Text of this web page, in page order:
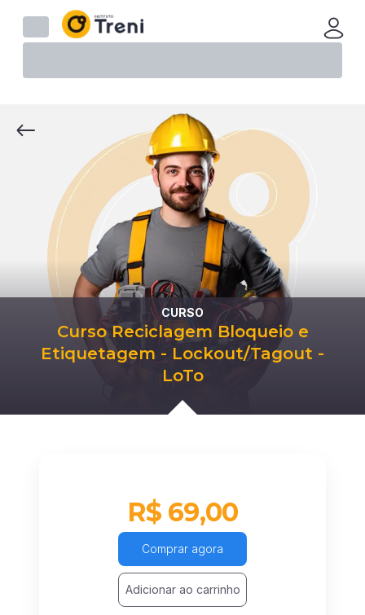
CURSO
Curso Reciclagem Bloqueio e
Etiquetagem - Lockout/Tagout -
LoTo
R$ 69,00
Comprar agora
Adicionar ao carrinho